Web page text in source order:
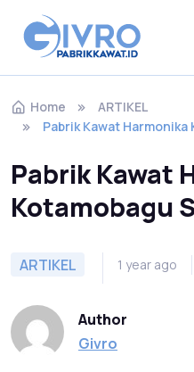
Home
ARTIKEL
Pabrik Kawat
Pabrik Kawat
Kotamobagu
ARTIKEL 1 year ago
Author
Givro